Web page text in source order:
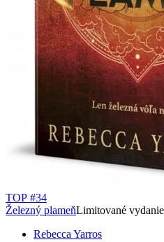
TOP #34
Železný plameňLimitované
Rebecca Yarros